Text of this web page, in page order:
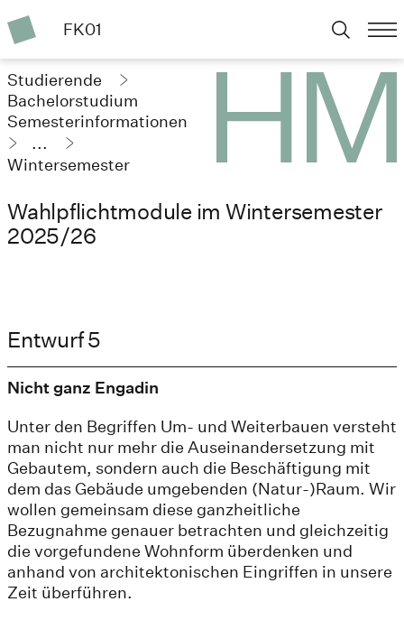
FK01
Studierende
Bachelorstudium
Semesterinformationen
...
Wintersemester
Wahlpflichtmodule im Wintersemester
2025/26
Entwurf 5
Nicht ganz Engadin
Unter den Begriffen Um- und Weiterbauen versteht
man nicht nur mehr die Auseinandersetzung mit
Gebautem, sondern auch die Beschäftigung mit
dem das Gebäude umgebenden (Natur-)Raum. Wir
wollen gemeinsam diese ganzheitliche
Bezugnahme genauer betrachten und gleichzeitig
die vorgefundene Wohnform überdenken und
anhand von architektonischen Eingriffen in unsere
Zeit überführen.